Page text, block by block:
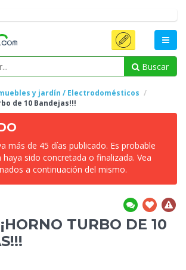
Buscar
y jardín / Electrodomésticos
de 10 Bandejas!!!
más de 45 días publicado. Es probable
sido concretada o finalizada. Vea
a continuación del mismo.
TURBO DE 10